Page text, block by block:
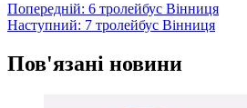
Попередній: 6 тролейбус Вінниця
Наступний: 7 тролейбус Вінниця
Пов'язані новини